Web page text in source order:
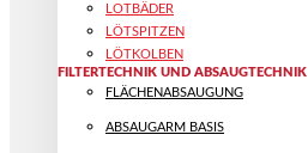
LOTBÄDER
LÖTSPITZEN
LÖTKOLBEN
FILTERTECHNIK UND ABSAUGTECHNIK
FLÄCHENABSAUGUNG
ABSAUGARM BASIS